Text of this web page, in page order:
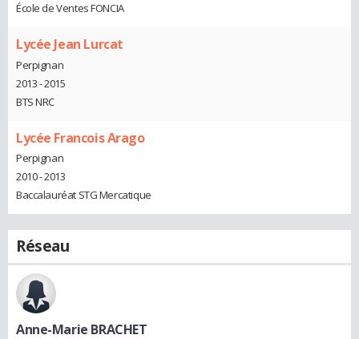
École de Ventes FONCIA
Lycée Jean Lurcat
Perpignan
2013 - 2015
BTS NRC
Lycée Francois Arago
Perpignan
2010 - 2013
Baccalauréat STG Mercatique
Réseau
Anne-Marie BRACHET